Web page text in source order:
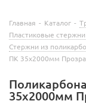
Главная - Каталог -
Пластиковые
Стержни из
ПК 35х2000мм
35х2000мм